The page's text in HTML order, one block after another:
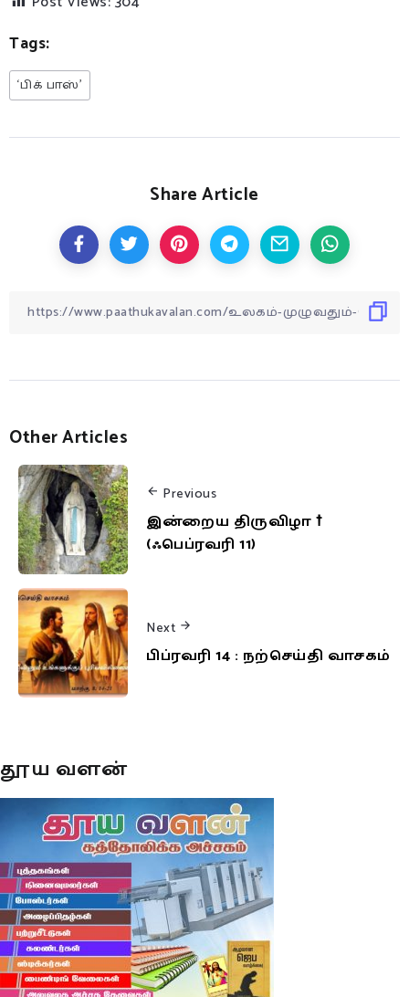
Tags:
‘பிக் பாஸ்’
Share Article
Other Articles
Previous
இன்றைய திருவிழா †
(ஃபெப்ரவரி 11)
Next
பிப்ரவரி 14 : நற்செய்தி வாசகம்
தூய வளன்